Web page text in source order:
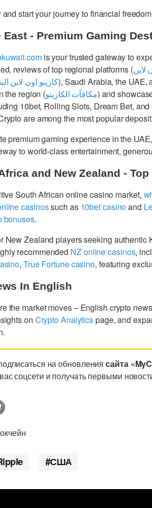
start your journey to financial
- Premium Gaming
is your trusted gateway to
reviews of top regional platforms (لاين
كازينو اون لاين), Saudi Arabia, the UAE,
the region (مكافآت الكازينو) and
10bet, Rolling Slots, Dream Bet,
are among the most popular
premium gaming experience in the
to world-class entertainment,
and New Zealand -
South African online casino market,
casinossuch as 10bet casinoand
bonuses.
New Zealand players seeking
recommended NZ online casinos,
, True Fortune casino, featuring
In English
the market moves – English crypto
on Crypto Analyticspage, and
на обновлениясайта
соцсети и получать первыми
США